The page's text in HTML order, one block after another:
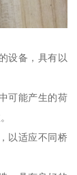
设备，具有以
可能产生的荷
以适应不同桥